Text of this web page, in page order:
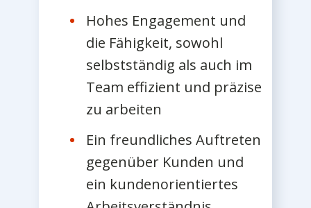
Hohes Engagement und
die Fähigkeit, sowohl
selbstständig als auch im
Team effizient und präzise
zu arbeiten
Ein freundliches Auftreten
gegenüber Kunden und
ein kundenorientiertes